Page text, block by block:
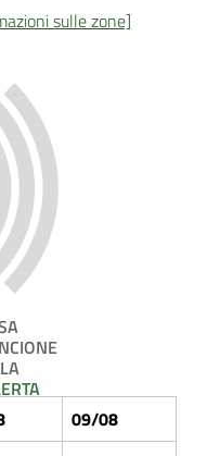
sulle zone]
09/08